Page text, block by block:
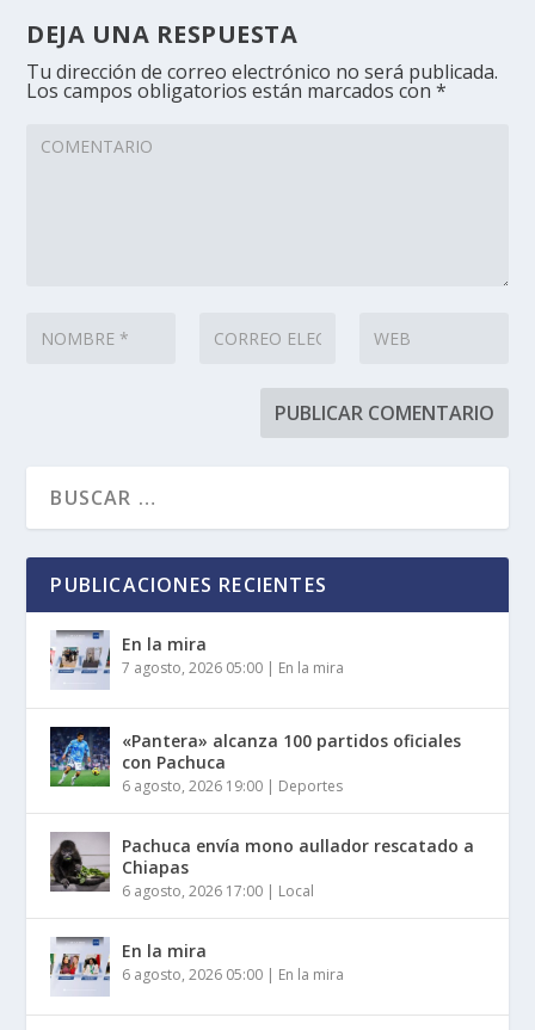
DEJA UNA RESPUESTA
Tu dirección de correo electrónico no será publicada.
Los campos obligatorios están marcados con*
PUBLICACIONES RECIENTES
En la mira
7 agosto, 2026 05:00 | En la mira
«Pantera» alcanza 100 partidos oficiales
con Pachuca
6 agosto, 2026 19:00 | Deportes
Pachuca envía mono aullador rescatado a
Chiapas
6 agosto, 2026 17:00 | Local
En la mira
6 agosto, 2026 05:00 | En la mira